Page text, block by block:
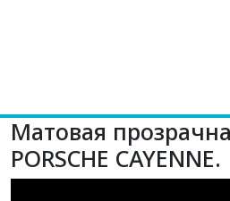
Матовая
PORSCHE CAYENNE.